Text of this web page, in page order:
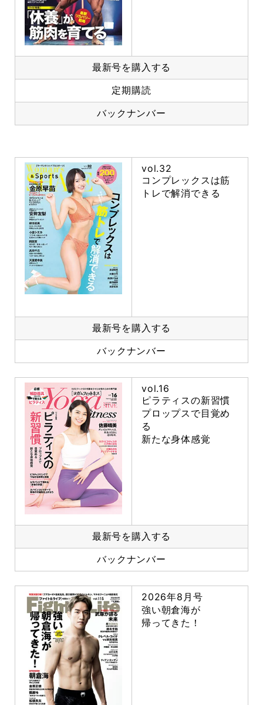
最新号を購入する
定期購読
バックナンバー
vol.32
コンプレックスは筋
トレで解消できる
最新号を購入する
バックナンバー
vol.16
ピラティスの新習慣
プロップスで目覚め
る
新たな身体感覚
最新号を購入する
バックナンバー
2026年8月号
強い朝倉海が
帰ってきた！